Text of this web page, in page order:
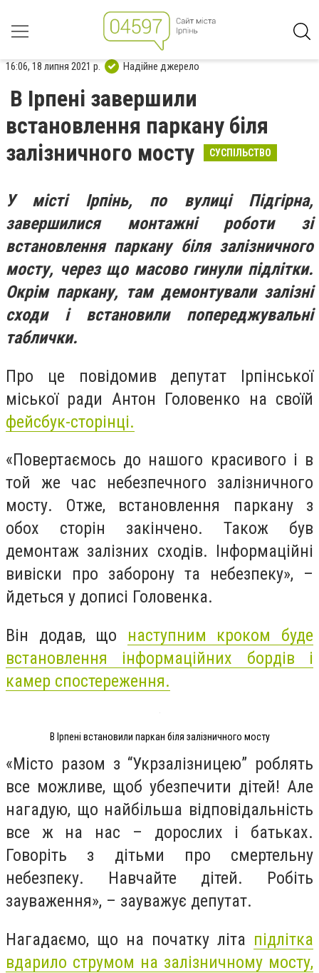
16:06, 18 липня 2021 р. Надійне джерело
В Ірпені завершили
встановлення паркану біля
залізничного мосту
СУСПІЛЬСТВО
У місті Ірпінь, по вулиці Підгірна,
завершилися монтажні роботи зі
встановлення паркану біля залізничного
мосту, через що масово гинули підлітки.
Окрім паркану, там демонтували залізні
сходи і встановили попереджувальні
таблички.
Про це повідомив депутат Ірпінської
міської ради Антон Головенко на своїй
фейсбук-сторінці.
«Повертаємось до нашого красивого і в
той же час небезпечного залізничного
мосту. Отже, встановлення паркану з
обох сторін закінчено. Також був
демонтаж залізних сходів. Інформаційні
вивіски про заборону та небезпеку», –
йдеться у дописі Головенка.
Він додав, що наступним кроком буде
встановлення інформаційних бордів і
камер спостереження.
В Ірпені встановили паркан біля залізничного мосту
«Місто разом з “Укрзалізницею” роблять
все можливе, щоб убезпечити дітей! Але
нагадую, що найбільша відповідальність
все ж на нас – дорослих і батьках.
Говоріть з дітьми про смертельну
небезпеку. Навчайте дітей. Робіть
зауваження», – зауважує депутат.
Нагадаємо, що на початку літа підлітка
вдарило струмом на залізничному мосту,